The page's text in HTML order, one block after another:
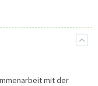
mit der